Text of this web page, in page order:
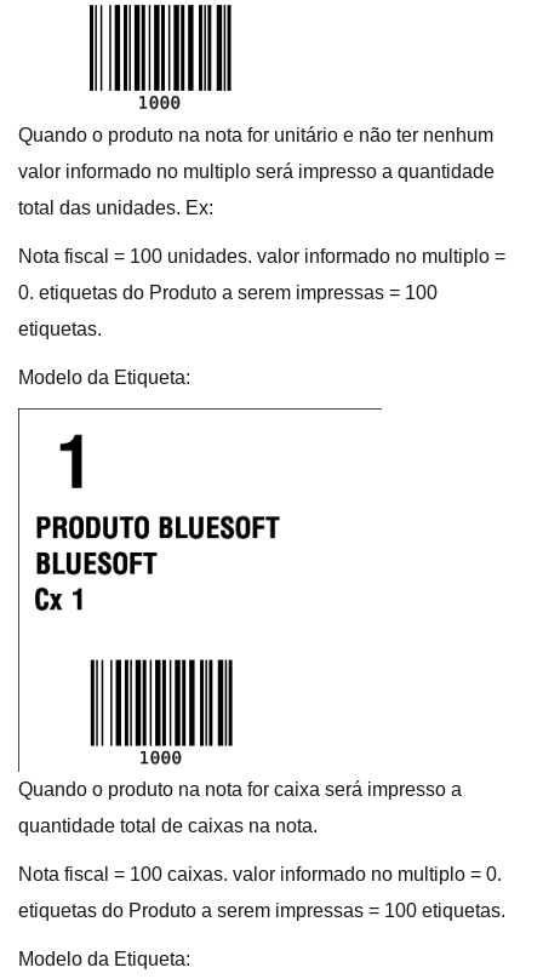
Quando o produto na nota for unitário e não ter nenhum
valor informado no multiplo será impresso a quantidade
total das unidades. Ex:
Nota fiscal = 100 unidades. valor informado no multiplo =
0. etiquetas do Produto a serem impressas = 100
etiquetas.
Modelo da Etiqueta:
Quando o produto na nota for caixa será impresso a
quantidade total de caixas na nota.
Nota fiscal = 100 caixas. valor informado no multiplo = 0.
etiquetas do Produto a serem impressas = 100 etiquetas.
Modelo da Etiqueta: